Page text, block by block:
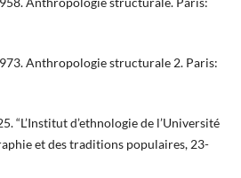
Anthropologie structurale 2. Paris:
“L’Institut d’ethnologie de l’Université
et des traditions populaires, 23-